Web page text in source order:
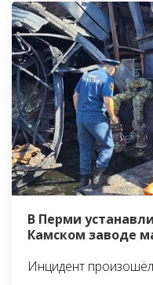
В Перми
Камском заводе
Инцидент произошёл